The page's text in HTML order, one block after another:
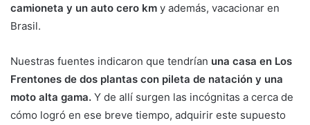
camioneta y un auto cero km y además, vacacionar en
Brasil.
Nuestras fuentes indicaron que tendrían una casa en Los
Frentones de dos plantas con pileta de natación y una
moto alta gama. Y de allí surgen las incógnitas a cerca de
cómo logró en ese breve tiempo, adquirir este supuesto